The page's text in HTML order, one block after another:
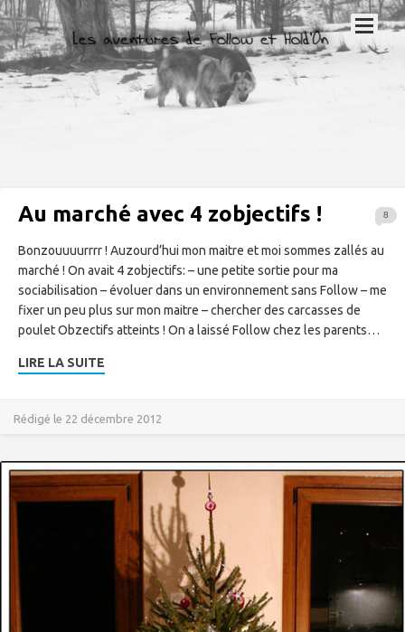
8
Au marché avec 4 zobjectifs !
Bonzouuuurrrr ! Auzourd’hui mon maitre et moi sommes zallés au
marché ! On avait 4 zobjectifs: – une petite sortie pour ma
sociabilisation – évoluer dans un environnement sans Follow – me
fixer un peu plus sur mon maitre – chercher des carcasses de
poulet Obzectifs atteints ! On a laissé Follow chez les parents…
LIRE LA SUITE
Rédigé le 22 décembre 2012